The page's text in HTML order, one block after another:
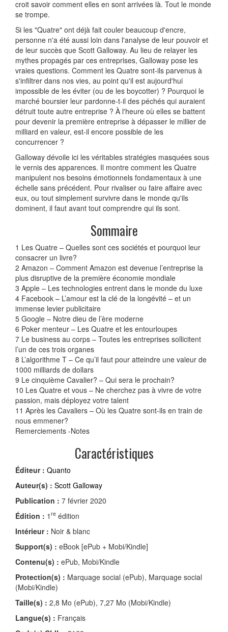
croit savoir comment elles en sont arrivées là. Tout le monde
se trompe.
Si les "Quatre" ont déjà fait couler beaucoup d'encre,
personne n'a été aussi loin dans l'analyse de leur pouvoir et
de leur succès que Scott Galloway. Au lieu de relayer les
mythes propagés par ces entreprises, Galloway pose les
vraies questions. Comment les Quatre sont-ils parvenus à
s'infiltrer dans nos vies, au point qu'il est aujourd'hui
impossible de les éviter (ou de les boycotter) ? Pourquoi le
marché boursier leur pardonne-t-il des péchés qui auraient
détruit toute autre entreprise ? À l'heure où elles se battent
pour devenir la première entreprise à dépasser le millier de
milliard en valeur, est-il encore possible de les
concurrencer ?
Galloway dévoile ici les véritables stratégies masquées sous
le vernis des apparences. Il montre comment les Quatre
manipulent nos besoins émotionnels fondamentaux à une
échelle sans précédent. Pour rivaliser ou faire affaire avec
eux, ou tout simplement survivre dans le monde qu'ils
dominent, il faut avant tout comprendre qui ils sont.
Sommaire
1 Les Quatre – Quelles sont ces sociétés et pourquoi leur
consacrer un livre?
2 Amazon – Comment Amazon est devenue l’entreprise la
plus disruptive de la première économie mondiale
3 Apple – Les technologies entrent dans le monde du luxe
4 Facebook – L’amour est la clé de la longévité – et un
immense levier publicitaire
5 Google – Notre dieu de l’ère moderne
6 Poker menteur – Les Quatre et les entourloupes
7 Le business au corps – Toutes les entreprises sollicitent
l’un de ces trois organes
8 L’algorithme T – Ce qu’il faut pour atteindre une valeur de
1000 milliards de dollars
9 Le cinquième Cavalier? – Qui sera le prochain?
10 Les Quatre et vous – Ne cherchez pas à vivre de votre
passion, mais déployez votre talent
11 Après les Cavaliers – Où les Quatre sont-ils en train de
nous emmener?
Remerciements -Notes
Caractéristiques
Éditeur : Quanto
Auteur(s) : Scott Galloway
Publication : 7 février 2020
Édition : 1 re édition
Intérieur : Noir & blanc
Support(s) : eBook [ePub + Mobi/Kindle]
Contenu(s) : ePub, Mobi/Kindle
Protection(s) : Marquage social (ePub), Marquage social
(Mobi/Kindle)
Taille(s) : 2,8 Mo (ePub), 7,27 Mo (Mobi/Kindle)
Langue(s) : Français